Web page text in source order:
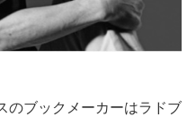
のブックメーカーはラドブ